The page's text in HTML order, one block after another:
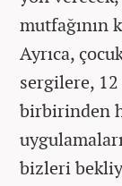
mutfağının
Ayrıca,
sergilere,
birbirinden
bizleri